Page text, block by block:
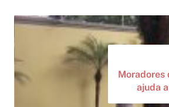
Moradores
ajuda